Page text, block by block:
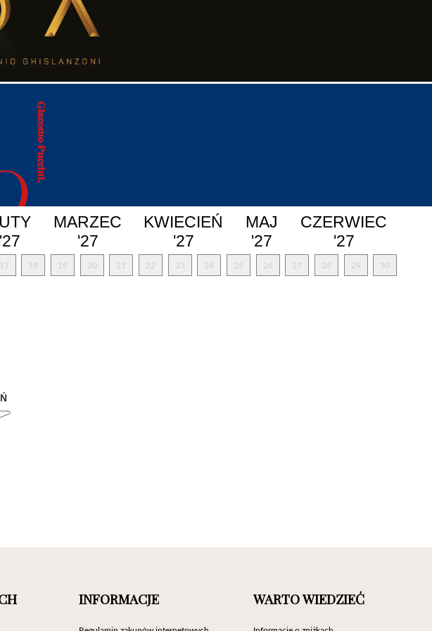
'27
MARZEC
'27
KWIECIEŃ
'27
MAJ
'27
CZERWIEC
'27
17 18 19 20 21 22 23 24 25 26 27 28 29 30
INFORMACJE WARTO WIEDZIEĆ